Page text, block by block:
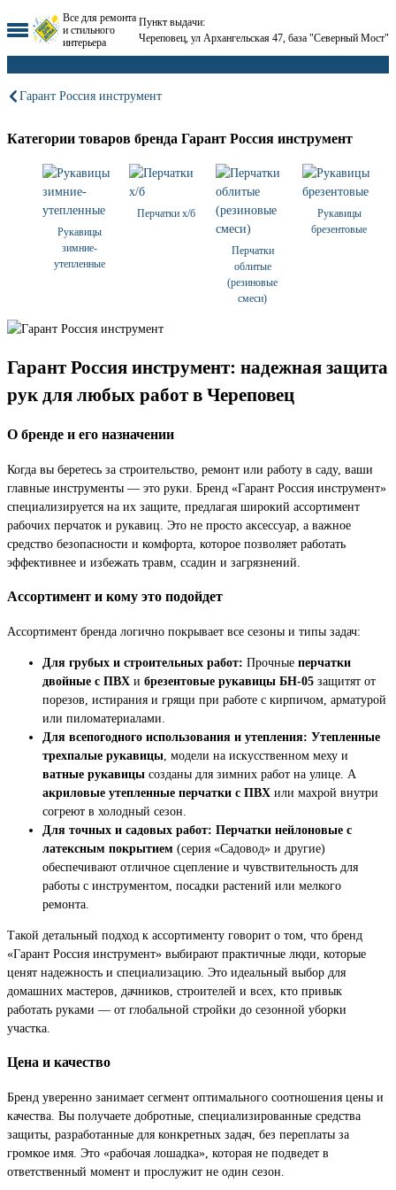
Все для ремонта
и стильного
интерьера
Пункт выдачи:
Череповец, ул Архангельская 47, база "Северный Мост"
Гарант Россия инструмент
Категории товаров бренда Гарант Россия инструмент
Рукавицы
зимние-
утепленные
Перчатки х/б
Перчатки
облитые
(резиновые
смеси)
Рукавицы
брезентовые
Гарант Россия инструмент: надежная защита
рук для любых работ в Череповец
О бренде и его назначении
Когда вы беретесь за строительство, ремонт или работу в саду, ваши
главные инструменты — это руки. Бренд «Гарант Россия инструмент»
специализируется на их защите, предлагая широкий ассортимент
рабочих перчаток и рукавиц. Это не просто аксессуар, а важное
средство безопасности и комфорта, которое позволяет работать
эффективнее и избежать травм, ссадин и загрязнений.
Ассортимент и кому это подойдет
Ассортимент бренда логично покрывает все сезоны и типы задач:
Для грубых и строительных работ: Прочные перчатки
двойные с ПВХ и брезентовые рукавицы БН-05 защитят от
порезов, истирания и грящи при работе с кирпичом, арматурой
или пиломатериалами.
Для всепогодного использования и утепления: Утепленные
трехпалые рукавицы , модели на искусственном меху и
ватные рукавицы созданы для зимних работ на улице. А
акриловые утепленные перчатки с ПВХ или махрой внутри
согреют в холодный сезон.
Для точных и садовых работ: Перчатки нейлоновые с
латексным покрытием (серия «Садовод» и другие)
обеспечивают отличное сцепление и чувствительность для
работы с инструментом, посадки растений или мелкого
ремонта.
Такой детальный подход к ассортименту говорит о том, что бренд
«Гарант Россия инструмент» выбирают практичные люди, которые
ценят надежность и специализацию. Это идеальный выбор для
домашних мастеров, дачников, строителей и всех, кто привык
работать руками — от глобальной стройки до сезонной уборки
участка.
Цена и качество
Бренд уверенно занимает сегмент оптимального соотношения цены и
качества. Вы получаете добротные, специализированные средства
защиты, разработанные для конкретных задач, без переплаты за
громкое имя. Это «рабочая лошадка», которая не подведет в
ответственный момент и прослужит не один сезон.